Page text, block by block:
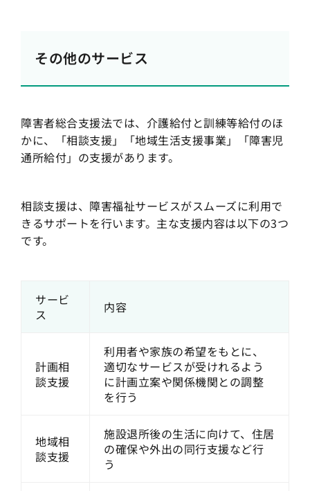
その他のサービス
障害者総合支援法では、介護給付と訓練等給付のほ
かに、「相談支援」「地域生活支援事業」「障害児
通所給付」の支援があります。
相談支援は、障害福祉サービスがスムーズに利用で
きるサポートを行います。主な支援内容は以下の3つ
です。
サービ
ス
内容
計画相
談支援
利用者や家族の希望をもとに、
適切なサービスが受けれるよう
に計画立案や関係機関との調整
を行う
地域相
談支援
施設退所後の生活に向けて、住居
の確保や外出の同行支援など行
う